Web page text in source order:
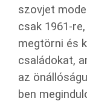
szovjet
csak 1961-
megtörni és
családokat,
az
ben